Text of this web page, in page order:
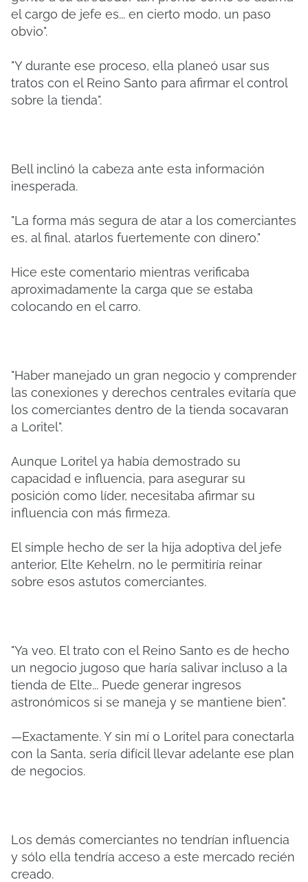
el cargo de jefe es... en cierto modo, un paso
obvio".
"Y durante ese proceso, ella planeó usar sus
tratos con el Reino Santo para afirmar el control
sobre la tienda".
Bell inclinó la cabeza ante esta información
inesperada.
"La forma más segura de atar a los comerciantes
es, al final, atarlos fuertemente con dinero."
Hice este comentario mientras verificaba
aproximadamente la carga que se estaba
colocando en el carro.
"Haber manejado un gran negocio y comprender
las conexiones y derechos centrales evitaría que
los comerciantes dentro de la tienda socavaran
a Loritel".
Aunque Loritel ya había demostrado su
capacidad e influencia, para asegurar su
posición como líder, necesitaba afirmar su
influencia con más firmeza.
El simple hecho de ser la hija adoptiva del jefe
anterior, Elte Kehelrn, no le permitiría reinar
sobre esos astutos comerciantes.
"Ya veo. El trato con el Reino Santo es de hecho
un negocio jugoso que haría salivar incluso a la
tienda de Elte... Puede generar ingresos
astronómicos si se maneja y se mantiene bien".
—Exactamente. Y sin mí o Loritel para conectarla
con la Santa, sería difícil llevar adelante ese plan
de negocios.
Los demás comerciantes no tendrían influencia
y sólo ella tendría acceso a este mercado recién
creado.